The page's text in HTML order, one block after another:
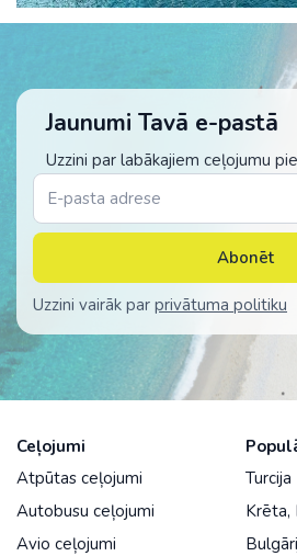
Jaunumi Tavā e-pastā
Uzzini par labākajiem ceļojumu
Abonēt
Uzzini vairāk par privātuma politiku
Ceļojumi
Atpūtas ceļojumi
Autobusu ceļojumi
Avio ceļojumi
Turcija
Krēta,